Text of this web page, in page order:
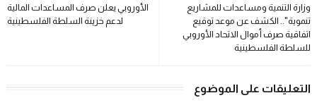
الأوروبي يعلن صرف المساعدات المالية
لدعم خزينة السلطة الفلسطينية
وزارة التنمية ومساعدات للمشاريع
تنموية".. الكشف عن موعد توقيع
اتفاقية صرف أموال الاتحاد الأوروبي
للسلطة الفلسطينية
التعليقات على الموضوع